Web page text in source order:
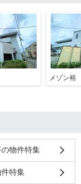
メゾン裕
物件特集
特集